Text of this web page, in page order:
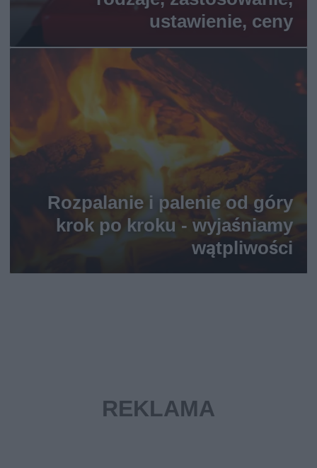
ustawienie, ceny
Rozpalanie i palenie od góry
krok po kroku - wyjaśniamy
wątpliwości